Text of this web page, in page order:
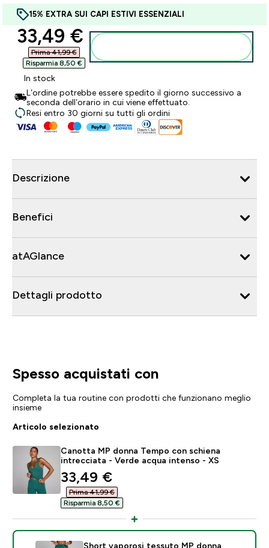
15% EXTRA SUI CAPI ESTIVI ESSENZIALI
discounted price
33,49 €‎
Prima 41,99 €‎
Risparmia 8,50 €‎
In stock
L’ordine potrebbe essere spedito il giorno successivo a
seconda dell’orario in cui viene effettuato.
Resi entro 30 giorni su tutti gli ordini
Descrizione
Benefici
atAGlance
Dettagli prodotto
Spesso acquistati con
Completa la tua routine con prodotti che funzionano meglio
insieme
Articolo selezionato
Canotta MP donna Tempo con schiena
intrecciata - Verde acqua intenso - XS
discounted price
33,49 €‎
Prima 41,99 €‎
Risparmia 8,50 €‎
Short vaporosi tessuto MP donna